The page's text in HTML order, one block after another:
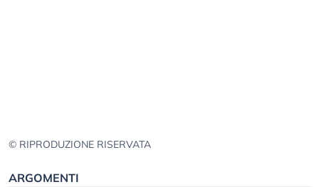
© RIPRODUZIONE RISERVATA
ARGOMENTI